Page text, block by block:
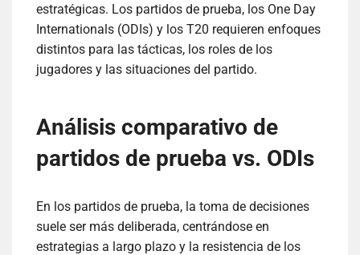
estratégicas. Los partidos de prueba, los One Day
Internationals (ODIs) y los T20 requieren enfoques
distintos para las tácticas, los roles de los
jugadores y las situaciones del partido.
Análisis comparativo de
partidos de prueba vs. ODIs
En los partidos de prueba, la toma de decisiones
suele ser más deliberada, centrándose en
estrategias a largo plazo y la resistencia de los